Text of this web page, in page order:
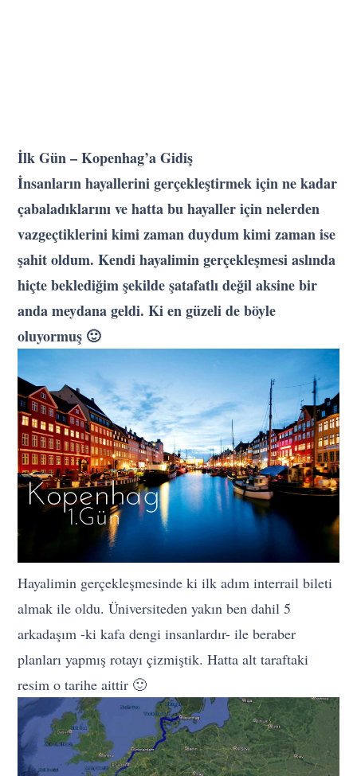
İlk Gün – Kopenhag’a Gidiş
İnsanların hayallerini gerçekleştirmek için ne kadar
çabaladıklarını ve hatta bu hayaller için nelerden
vazgeçtiklerini kimi zaman duydum kimi zaman ise
şahit oldum. Kendi hayalimin gerçekleşmesi aslında
hiçte beklediğim şekilde şatafatlı değil aksine bir
anda meydana geldi. Ki en güzeli de böyle
oluyormuş 🙂
Hayalimin gerçekleşmesinde ki ilk adım interrail bileti
almak ile oldu. Üniversiteden yakın ben dahil 5
arkadaşım -ki kafa dengi insanlardır- ile beraber
planları yapmış rotayı çizmiştik. Hatta alt taraftaki
resim o tarihe aittir 🙂